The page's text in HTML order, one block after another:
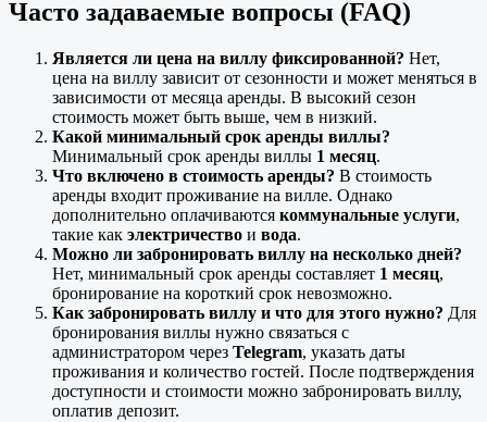
Часто задаваемые вопросы (FAQ)
Является ли цена на виллу фиксированной? Нет,
цена на виллу зависит от сезонности и может меняться в
зависимости от месяца аренды. В высокий сезон
стоимость может быть выше, чем в низкий.
Какой минимальный срок аренды виллы?
Минимальный срок аренды виллы 1 месяц.
Что включено в стоимость аренды? В стоимость
аренды входит проживание на вилле. Однако
дополнительно оплачиваются коммунальные услуги,
такие как электричество и вода.
Можно ли забронировать виллу на несколько дней?
Нет, минимальный срок аренды составляет 1 месяц,
бронирование на короткий срок невозможно.
Как забронировать виллу и что для этого нужно? Для
бронирования виллы нужно связаться с
администратором через Telegram, указать даты
проживания и количество гостей. После подтверждения
доступности и стоимости можно забронировать виллу,
оплатив депозит.